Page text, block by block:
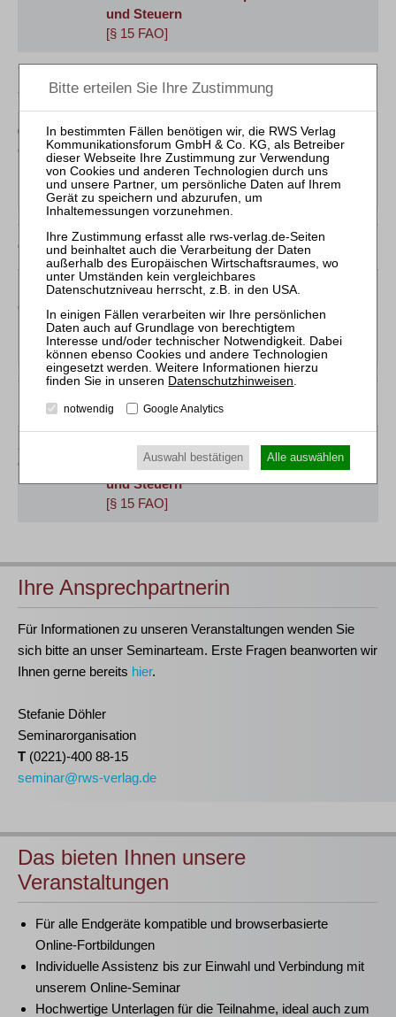
und Steuern
[§ 15 FAO]
September 2027
01.09.2027
Online
Holger Busch / Jens M. Schmittmann
Mitarbeiter-WebinarUmsatzsteuer in der
Insolvenz
[GOI]
Oktober 2027
13.10.2027
Online
Jens M. Schmittmann / Holger Busch
Mitarbeiter-Webinar Steuerrecht in der
Insolvenz
[GOI]
November 2027
Online
Klaus Olbing / Thomas Waza
Praktiker-WebinarKompaktkurs Insolvenz
und Steuern
[§ 15 FAO]
Ihre Ansprechpartnerin
Für Informationen zu unseren Veranstaltungen wenden Sie
sich bitte an unser Seminarteam. Erste Fragen beanworten wir
Ihnen gerne bereits hier.
Stefanie Döhler
Seminarorganisation
T (0221)-400 88-15
seminar@rws-verlag.de
Das bieten Ihnen unsere
Veranstaltungen
Für alle Endgeräte kompatible und browserbasierte
Online-Fortbildungen
Individuelle Assistenz bis zur Einwahl und Verbindung mit
unserem Online-Seminar
Hochwertige Unterlagen für die Teilnahme, ideal auch zum
Datenschutzhinweisen.
notwendig Google Analytics
Auswahl bestätigen Alle auswählen